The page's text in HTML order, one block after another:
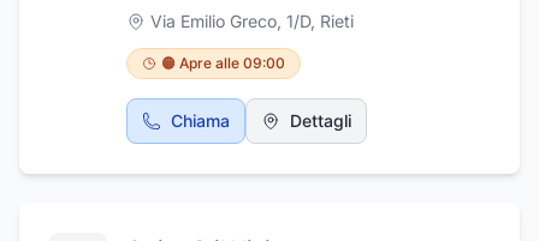
applicazione lenti a contatto
Via Emilio Greco, 1/D, Rieti
🟠 Apre alle 09:00
Chiama Dettagli